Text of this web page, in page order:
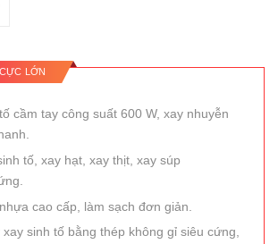
LỚN
cầm tay công suất 600 W, xay nhuyễn
tố, xay hạt, xay thịt, xay súp
cao cấp, làm sạch đơn giản.
sinh tố bằng thép không gỉ siêu cứng,